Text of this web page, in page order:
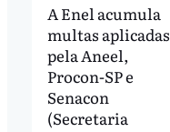
A Enel acumula
multas aplicadas
pela Aneel,
Procon-SP e
Senacon
(Secretaria